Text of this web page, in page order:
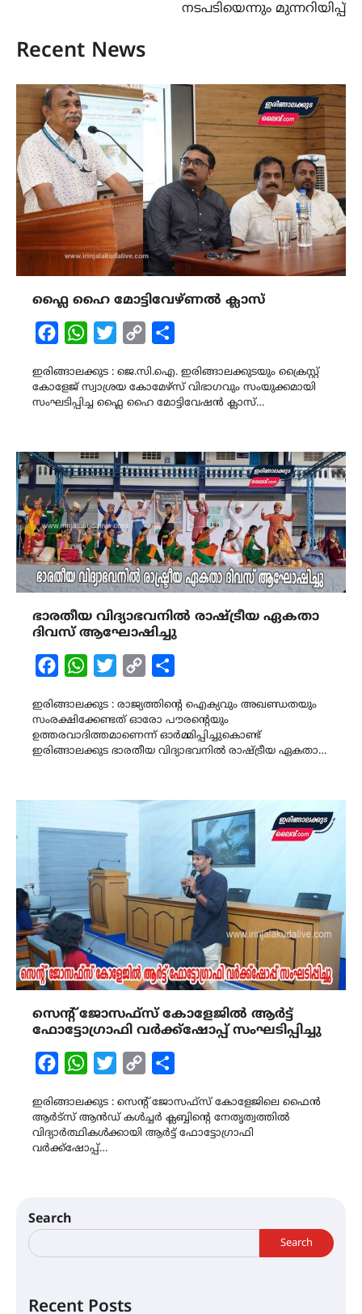
നടപടിയെന്നും മുന്നറിയിപ്പ്
Recent News
ഫ്ലൈ ഹൈ മോട്ടിവേഴ്ണൽ ക്ലാസ്
FacebookWhatsAppTwitterCopy
ഇരിങ്ങാലക്കുട : ജെ.സി.ഐ. ഇരിങ്ങാലക്കുടയും ക്രൈസ്റ്റ്
കോളേജ് സ്വാശ്രയ കോമേഴ്സ് വിഭാഗവും സംയുക്കമായി
സംഘടിപ്പിച്ച ഫ്ലൈ ഹൈ മോട്ടിവേഷൻ ക്ലാസ്…
ഭാരതീയ വിദ്യാഭവനിൽ രാഷ്ട്രീയ ഏകതാ
ദിവസ് ആഘോഷിച്ചു
FacebookWhatsAppTwitterCopy
ഇരിങ്ങാലക്കുട : രാജ്യത്തിന്റെ ഐക്യവും അഖണ്ഡതയും
സംരക്ഷിക്കേണ്ടത് ഓരോ പൗരന്റെയും
ഉത്തരവാദിത്തമാണെന്ന് ഓർമ്മിപ്പിച്ചുകൊണ്ട്
ഇരിങ്ങാലക്കുട ഭാരതീയ വിദ്യാഭവനിൽ രാഷ്ട്രീയ ഏകതാ…
സെന്റ് ജോസഫ്സ് കോളേജിൽ ആർട്ട്
ഫോട്ടോഗ്രാഫി വർക്ക്ഷോപ്പ് സംഘടിപ്പിച്ചു
FacebookWhatsAppTwitterCopy
ഇരിങ്ങാലക്കുട : സെന്റ് ജോസഫ്സ് കോളേജിലെ ഫൈൻ
ആർട്സ് ആൻഡ് കൾച്ചർ ക്ലബ്ബിന്റെ നേതൃത്വത്തിൽ
വിദ്യാർത്ഥികൾക്കായി ആർട്ട് ഫോട്ടോഗ്രാഫി
വർക്ക്ഷോപ്പ്…
Search
Search
Recent Posts